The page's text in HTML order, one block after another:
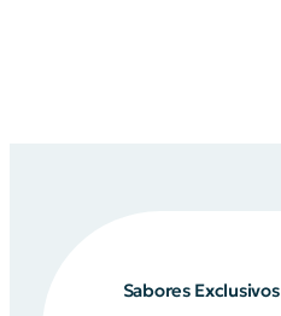
Sabores Exclusivos